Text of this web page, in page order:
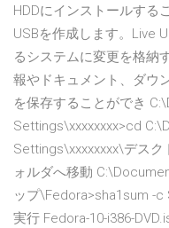
HDDにインストールする
USBを作成します。Live
るシステムに変更を格納
報やドキュメント、ダウ
を保存することができ
Settings\xxxxxxxx>cd
Settings\xxxxxxxx\デス
ォルダへ移動
ップ\Fedora>sha1sum -c
実行 Fedora-10-i386-